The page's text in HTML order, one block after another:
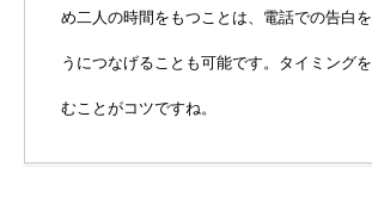
め二人の時間をもつことは、電話での告白
うにつなげることも可能です。タイミング
むことがコツですね。